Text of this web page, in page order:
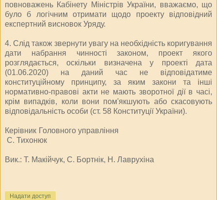
повноважень Кабінету Міністрів України, вважаємо, що
було б логічним отримати щодо проекту відповідний
експертний висновок Уряду.
4. Слід також звернути увагу на необхідність коригування
дати набрання чинності законом, проект якого
розглядається, оскільки визначена у проекті дата
(01.06.2020) на даний час не відповідатиме
конституційному принципу, за яким закони та інші
нормативно-правові акти не мають зворотної дії в часі,
крім випадків, коли вони пом'якшують або скасовують
відповідальність особи (ст. 58 Конституції України).
Керівник Головного управління
С. Тихонюк
Вик.: Т. Макійчук, С. Бортнік, Н. Лаврухіна
Надати доступ